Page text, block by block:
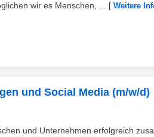
wir es Menschen, ...
[ Weitere
und Social Media (m/w/d)
und Unternehmen erfolgreich